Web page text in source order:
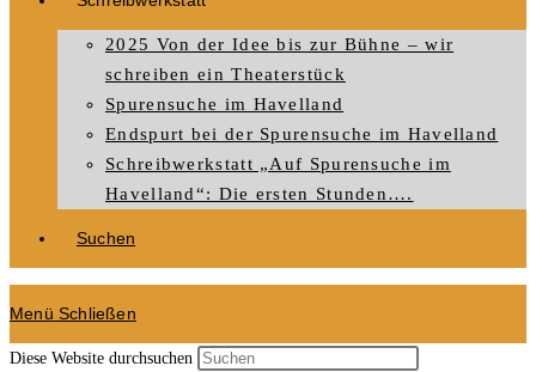
2025 Von der Idee bis zur Bühne – wir
schreiben ein Theaterstück
Spurensuche im Havelland
Endspurt bei der Spurensuche im Havelland
Schreibwerkstatt „Auf Spurensuche im
Havelland“: Die ersten Stunden….
Suchen
Menü Schließen
Diese Website durchsuchen